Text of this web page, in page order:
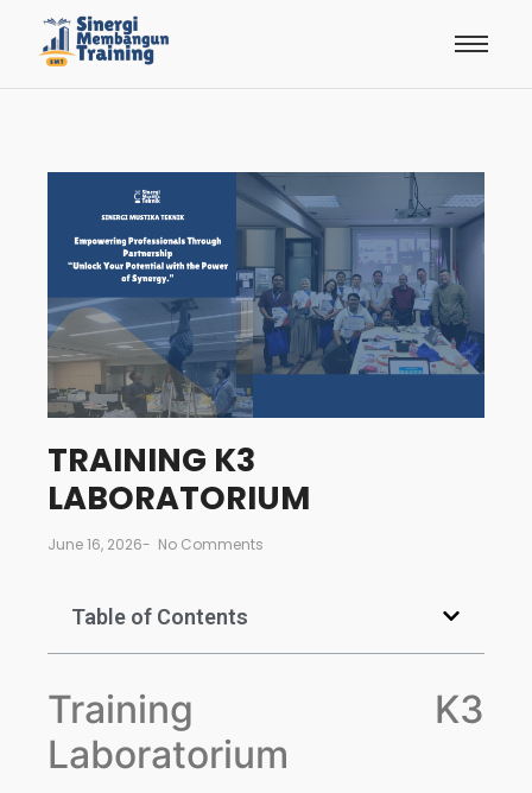
TRAINING K3
LABORATORIUM
June 16, 2026- No Comments
Table of Contents
Training K3
Laboratorium